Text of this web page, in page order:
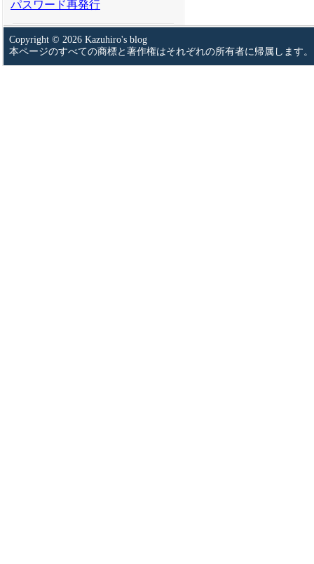
パスワード再発行
Copyright © 2026 Kazuhiro's blog
本ページのすべての商標と著作権はそれぞれの所有者に帰属します。